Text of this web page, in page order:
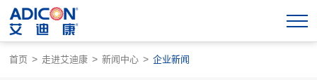
首页 > 走进艾迪康 > 新闻中心 > 企业新闻